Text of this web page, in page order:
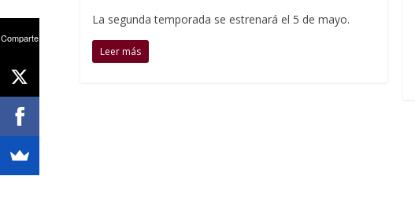
La segunda temporada se estrenará el 5 de mayo.
Leer más
Comparte